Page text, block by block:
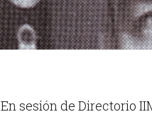
En sesión de Directorio